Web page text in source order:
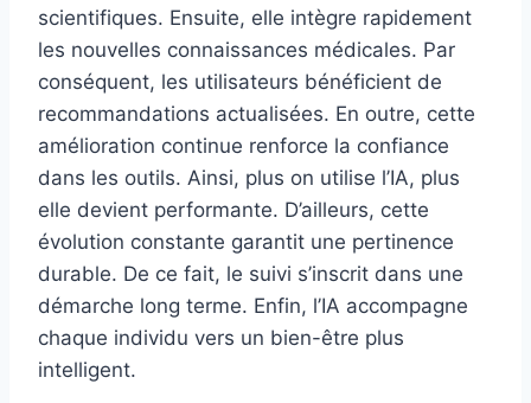
scientifiques. Ensuite, elle intègre rapidement
les nouvelles connaissances médicales. Par
conséquent, les utilisateurs bénéficient de
recommandations actualisées. En outre, cette
amélioration continue renforce la confiance
dans les outils. Ainsi, plus on utilise l’IA, plus
elle devient performante. D’ailleurs, cette
évolution constante garantit une pertinence
durable. De ce fait, le suivi s’inscrit dans une
démarche long terme. Enfin, l’IA accompagne
chaque individu vers un bien-être plus
intelligent.